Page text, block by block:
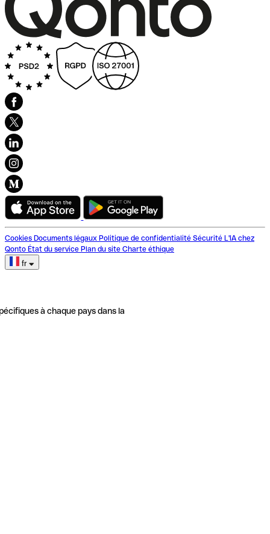
Cookies Documents légaux Politique de confidentialité Sécurité L'IA chez
Qonto État du service Plan du site Charte éthique
fr
à chaque pays dans la